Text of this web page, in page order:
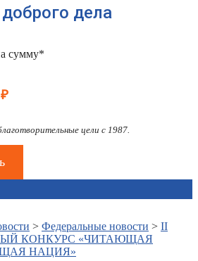
дела
сумму*
цели с 1987.
> Федеральные новости > II
КОНКУРС «ЧИТАЮЩАЯ
НАЦИЯ»